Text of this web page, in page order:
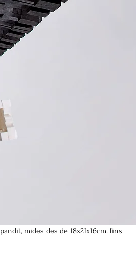
mides des de 18x21x16cm. fins